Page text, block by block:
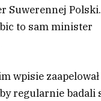
Suwerennej
to sam minister
wpisie zaapelował
regularnie badali